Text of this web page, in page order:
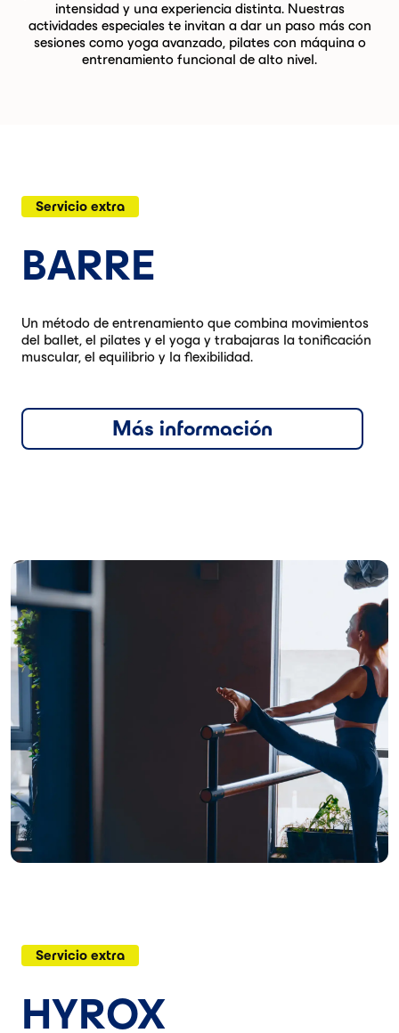
intensidad y una experiencia distinta. Nuestras
actividades especiales te invitan a dar un paso más con
sesiones como yoga avanzado, pilates con máquina o
entrenamiento funcional de alto nivel.
Servicio extra
BARRE
Un método de entrenamiento que combina movimientos
del ballet, el pilates y el yoga y trabajaras la tonificación
muscular, el equilibrio y la flexibilidad.
Más información
Servicio extra
HYROX